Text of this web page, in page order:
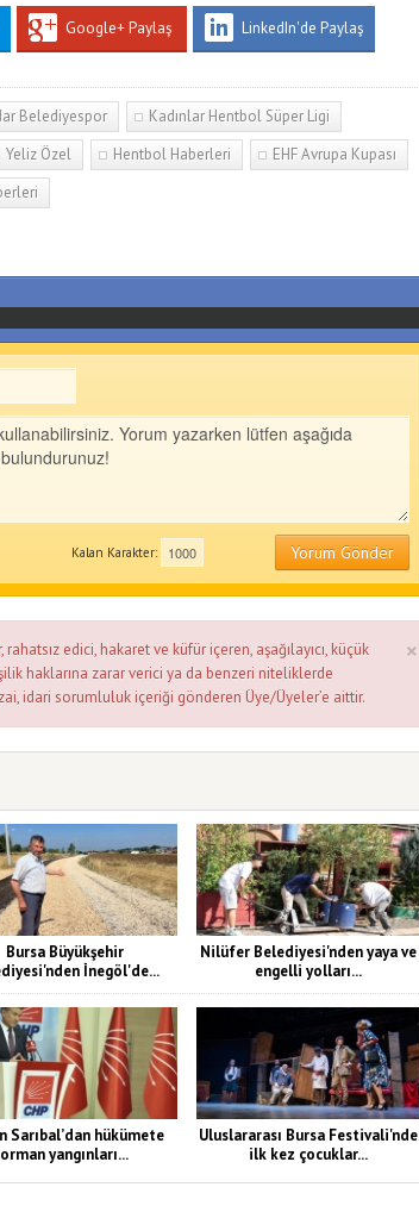
Google+ Paylaş LinkedIn'de Paylaş
Belediyespor
Kadınlar Hentbol Süper Ligi
Yeliz Özel Hentbol Haberleri
EHF Avrupa Kupası
Yorum Gönder
Kalan Karakter:
×
rahatsız edici, hakaret ve küfür içeren, aşağılayıcı, küçük
haklarına zarar verici ya da benzeri niteliklerde
idari sorumluluk içeriği gönderen Üye/Üyeler’e aittir.
Bursa Büyükşehir
İnegöl'de...
Nilüfer Belediyesi'nden yaya ve
engelli yolları...
Sarıbal’dan hükümete
orman yangınları...
Uluslararası Bursa Festivali'nde
ilk kez çocuklar...